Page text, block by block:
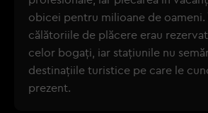
obicei pentru milioane de oameni.
călătoriile de plăcere erau
celor bogați, iar stațiunile nu
destinațiile turistice pe care le
prezent.